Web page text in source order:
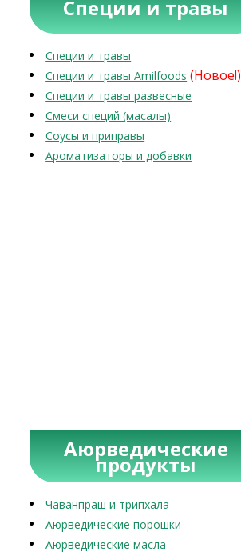
Специи и травы
Специи и травы
Специи и травы Amilfoods (Новое!)
Специи и травы развесные
Смеси специй (масалы)
Соусы и приправы
Ароматизаторы и добавки
Аюрведические
продукты
Чаванпраш и трипхала
Аюрведические порошки
Аюрведические масла